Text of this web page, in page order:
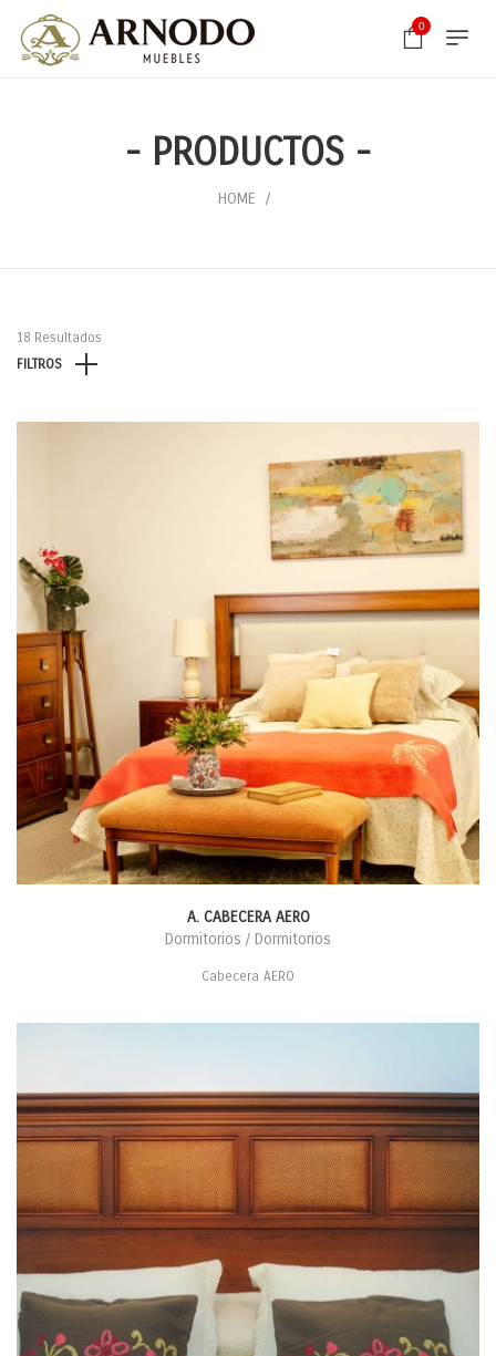
0
- PRODUCTOS -
HOME
18 Resultados
FILTROS
A. CABECERA AERO
Dormitorios / Dormitorios
Cabecera AERO